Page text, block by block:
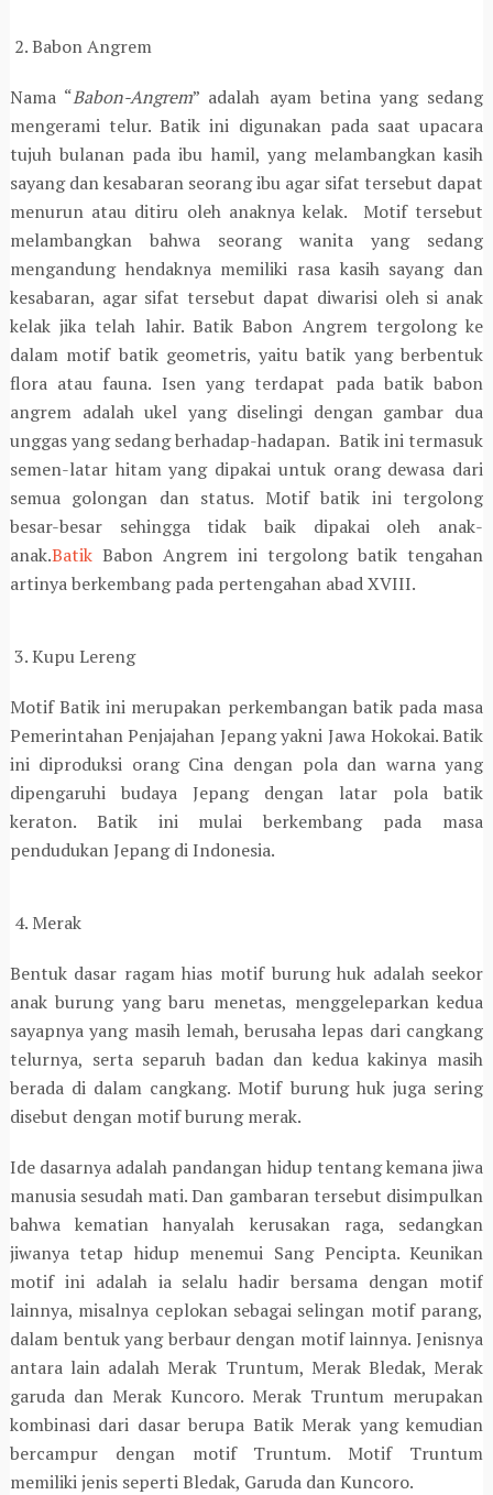
2. Babon Angrem
Nama “Babon-Angrem” adalah ayam betina yang sedang
mengerami telur. Batik ini digunakan pada saat upacara
tujuh bulanan pada ibu hamil, yang melambangkan kasih
sayang dan kesabaran seorang ibu agar sifat tersebut dapat
menurun atau ditiru oleh anaknya kelak. Motif tersebut
melambangkan bahwa seorang wanita yang sedang
mengandung hendaknya memiliki rasa kasih sayang dan
kesabaran, agar sifat tersebut dapat diwarisi oleh si anak
kelak jika telah lahir. Batik Babon Angrem tergolong ke
dalam motif batik geometris, yaitu batik yang berbentuk
flora atau fauna. Isen yang terdapat pada batik babon
angrem adalah ukel yang diselingi dengan gambar dua
unggas yang sedang berhadap-hadapan. Batik ini termasuk
semen-latar hitam yang dipakai untuk orang dewasa dari
semua golongan dan status. Motif batik ini tergolong
besar-besar sehingga tidak baik dipakai oleh anak-
anak.BatikBabon Angrem ini tergolong batik tengahan
artinya berkembang pada pertengahan abad XVIII.
3. Kupu Lereng
Motif Batik ini merupakan perkembangan batik pada masa
Pemerintahan Penjajahan Jepang yakni Jawa Hokokai. Batik
ini diproduksi orang Cina dengan pola dan warna yang
dipengaruhi budaya Jepang dengan latar pola batik
keraton. Batik ini mulai berkembang pada masa
pendudukan Jepang di Indonesia.
4. Merak
Bentuk dasar ragam hias motif burung huk adalah seekor
anak burung yang baru menetas, menggeleparkan kedua
sayapnya yang masih lemah, berusaha lepas dari cangkang
telurnya, serta separuh badan dan kedua kakinya masih
berada di dalam cangkang. Motif burung huk juga sering
disebut dengan motif burung merak.
Ide dasarnya adalah pandangan hidup tentang kemana jiwa
manusia sesudah mati. Dan gambaran tersebut disimpulkan
bahwa kematian hanyalah kerusakan raga, sedangkan
jiwanya tetap hidup menemui Sang Pencipta. Keunikan
motif ini adalah ia selalu hadir bersama dengan motif
lainnya, misalnya ceplokan sebagai selingan motif parang,
dalam bentuk yang berbaur dengan motif lainnya. Jenisnya
antara lain adalah Merak Truntum, Merak Bledak, Merak
garuda dan Merak Kuncoro. Merak Truntum merupakan
kombinasi dari dasar berupa Batik Merak yang kemudian
bercampur dengan motif Truntum. Motif Truntum
memiliki jenis seperti Bledak, Garuda dan Kuncoro.